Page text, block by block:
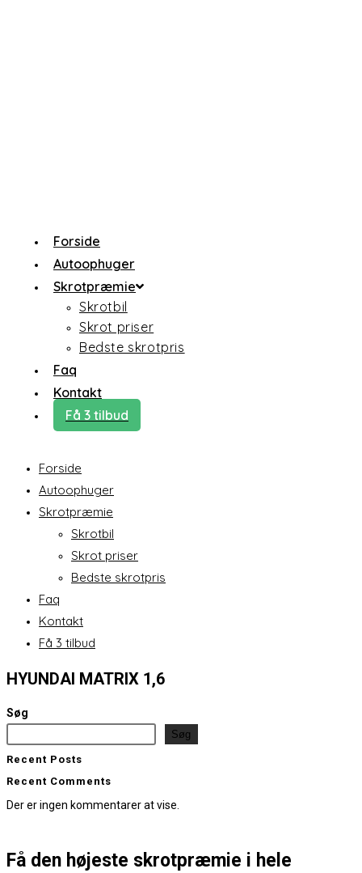
Forside
Autoophuger
Skrotpræmie
Skrotbil
Skrot priser
Bedste skrotpris
Faq
Kontakt
Få 3 tilbud
Forside
Autoophuger
Skrotpræmie
Skrotbil
Skrot priser
Bedste skrotpris
Faq
Kontakt
Få 3 tilbud
HYUNDAI MATRIX 1,6
Søg
Søg
Recent Posts
Recent Comments
Der er ingen kommentarer at vise.
Få den højeste skrotpræmie i hele